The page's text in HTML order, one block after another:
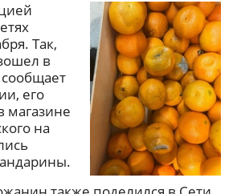
Так,
в
его
магазине
на